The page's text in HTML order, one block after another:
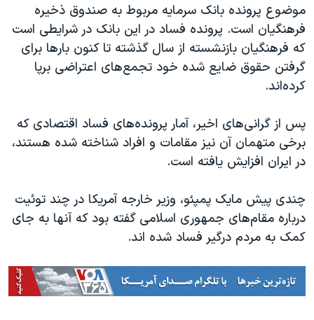
موضوع پرونده بانک سرمایه مربوط به صندوق ذخیره
فرهنگیان است. پرونده فساد در این بانک در شرایطی است
که فرهنگیان بازنشسته از سال گذشته تا کنون بارها برای
گرفتن حقوق ضایع شده خود تجمع‌های اعتراضی برپا
کرده‌اند.
پس از گرانی‌های اخیر، آمار پرونده‌های فساد اقتصادی که
برخی متهمان آن نیز مقامات و افراد شناخته شده‌ هستند،
در ایران افزایش یافته است.
چندی پیش مایک پمپئو، وزیر خارجه آمریکا در چند توئیت
درباره مقام‌های جمهوری اسلامی گفته بود که آنها به جای
کمک به مردم درگیر فساد شده اند.